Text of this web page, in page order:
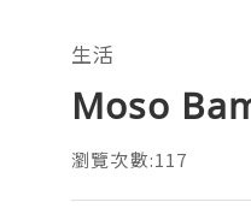
生活
Moso
瀏覽次數:117